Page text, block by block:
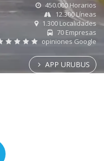
450.000 Horarios
12.300 Líneas
1.300 Localidades
70 Empresas
opiniones Google
APP URUBUS